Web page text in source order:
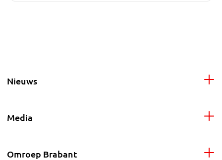
Nieuws
Media
Omroep Brabant